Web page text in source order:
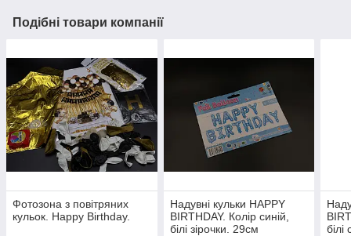
Подібні товари компанії
Фотозона з повітряних
кульок. Happy Birthday.
Надувні кульки HAPPY
BIRTHDAY. Колір синій,
білі зірочки. 29см